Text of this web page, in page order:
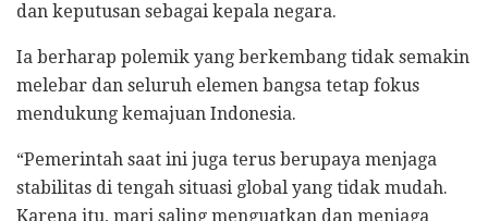
dan keputusan sebagai kepala negara.
Ia berharap polemik yang berkembang tidak semakin
melebar dan seluruh elemen bangsa tetap fokus
mendukung kemajuan Indonesia.
“Pemerintah saat ini juga terus berupaya menjaga
stabilitas di tengah situasi global yang tidak mudah.
Karena itu, mari saling menguatkan dan menjaga